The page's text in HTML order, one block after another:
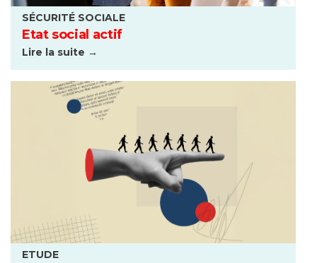
SÉCURITÉ SOCIALE
Etat social actif
Lire la suite →
ETUDE